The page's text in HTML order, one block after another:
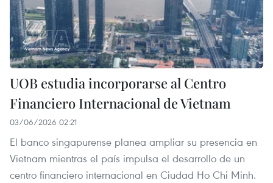
UOB estudia incorporarse al Centro
Financiero Internacional de Vietnam
03/06/2026 02:21
El banco singapurense planea ampliar su presencia en
Vietnam mientras el país impulsa el desarrollo de un
centro financiero internacional en Ciudad Ho Chi Minh.